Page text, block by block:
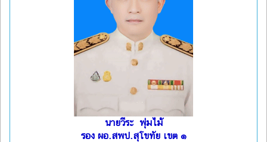
นายวีระ พุ่มไม้
รอง ผอ.สพป.สุโขทัย เขต ๑